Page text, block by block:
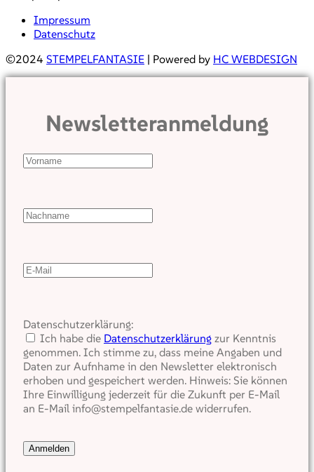
Impressum
Datenschutz
©2024 STEMPELFANTASIE | Powered by HC WEBDESIGN
Newsletteranmeldung
Datenschutzerklärung:
Ich habe die Datenschutzerklärung zur Kenntnis
genommen. Ich stimme zu, dass meine Angaben und
Daten zur Aufnhame in den Newsletter elektronisch
erhoben und gespeichert werden. Hinweis: Sie können
Ihre Einwilligung jederzeit für die Zukunft per E-Mail
an E-Mail info@stempelfantasie.de widerrufen.